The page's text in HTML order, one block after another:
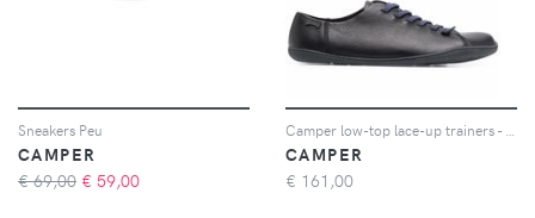
Sneakers Peu
CAMPER
€ 69,00 € 59,00
CAMPER
€ 161,00